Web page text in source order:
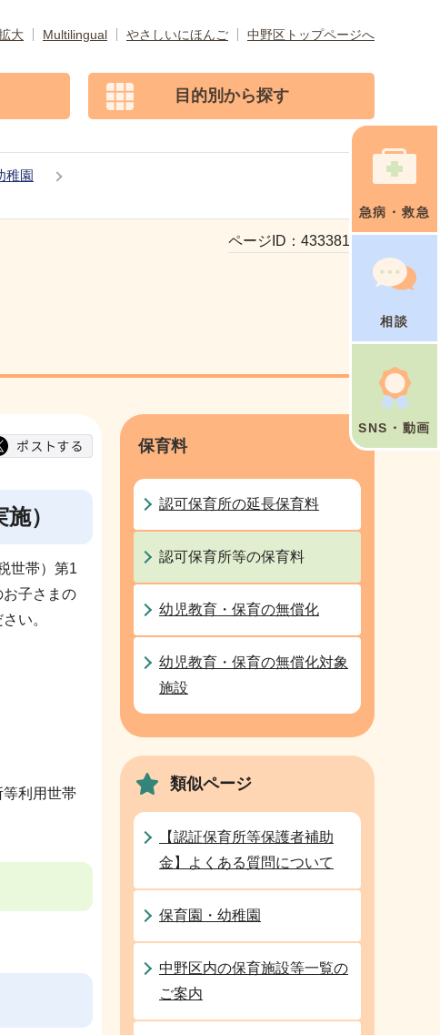
大 Multilingual やさしいにほんご 中野区トップページへ
目的別から探す
急病・救急
相談
SNS・動画
稚園
ページID： 433381419
）
世帯）第1
子さまの
い。
利用世帯
保育料
認可保育所の延長保育料
認可保育所等の保育料
幼児教育・保育の無償化
幼児教育・保育の無償化対象
施設
類似ページ
【認証保育所等保護者補助
金】よくある質問について
保育園・幼稚園
中野区内の保育施設等一覧の
ご案内